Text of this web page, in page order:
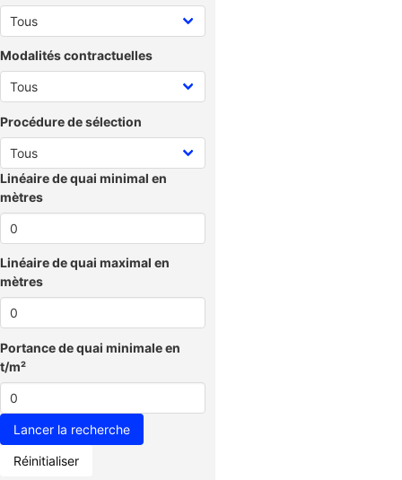
Modalités contractuelles
Procédure de sélection
Linéaire de quai minimal en
mètres
Linéaire de quai maximal en
mètres
Portance de quai minimale en
t/m²
Réinitialiser